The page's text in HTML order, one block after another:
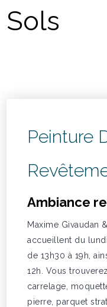
Sols
Peinture
Ambiance
Maxime Givaudan
accueillent du
de 13h30 à 19h,
12h. Vous
carrelage,
pierre, parquet